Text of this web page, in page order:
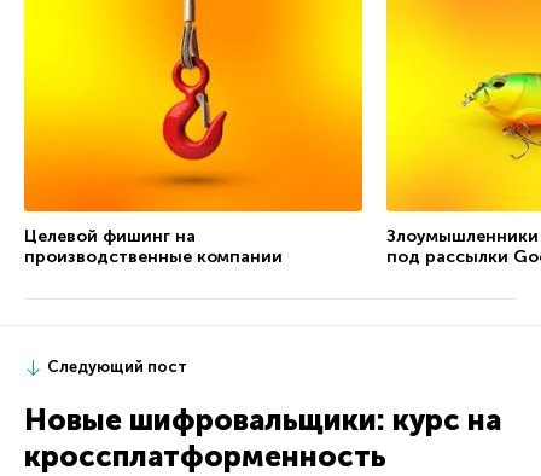
Целевой фишинг на
производственные компании
под рассылки
Следующий пост
Новые шифровальщики: курс на
кроссплатформенность